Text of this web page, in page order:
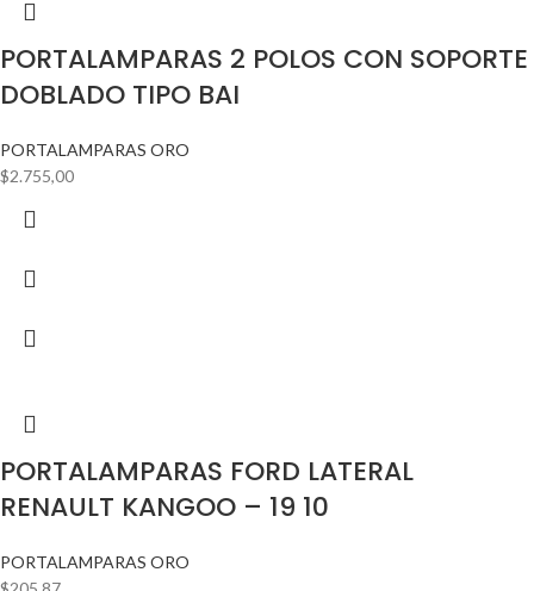
PORTALAMPARAS 2 POLOS CON SOPORTE
DOBLADO TIPO BAI
PORTALAMPARAS ORO
$2.755,00
PORTALAMPARAS FORD LATERAL
RENAULT KANGOO – 19 10
PORTALAMPARAS ORO